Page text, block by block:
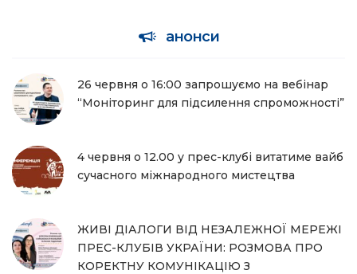
анонси
26 червня о 16:00 запрошуємо на вебінар
“Моніторинг для підсилення спроможності”
4 червня о 12.00 у прес-клубі витатиме вайб
сучасного міжнародного мистецтва
ЖИВІ ДІАЛОГИ ВІД НЕЗАЛЕЖНОЇ МЕРЕЖІ
ПРЕС-КЛУБІВ УКРАЇНИ: РОЗМОВА ПРО
КОРЕКТНУ КОМУНІКАЦІЮ З